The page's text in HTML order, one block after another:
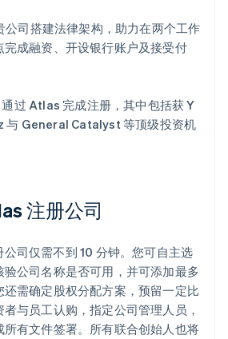
公司搭建法律架构，助力在两个工作
完成融资、开设银行账户及接受付
过 Atlas 完成注册，其中包括获 Y
与 General Catalyst 等顶级投资机
注册公司
司仅需不到 10 分钟。您可自主选
公司名称是否可用，并可添加最多
需确定股权分配方案，预留一定比
与员工认购，指定公司管理人员，
有文件签署。所有联合创始人也将